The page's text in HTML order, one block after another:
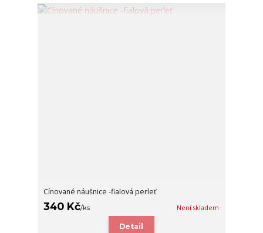
Cínované náušnice -fialová perleť
340 Kč/ks Není skladem
Detail